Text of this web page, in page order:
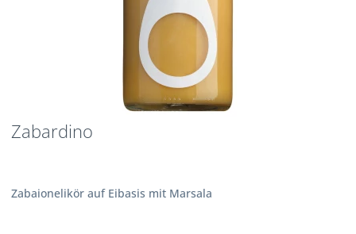
Zabardino
Zabaionelikör auf Eibasis mit Marsala